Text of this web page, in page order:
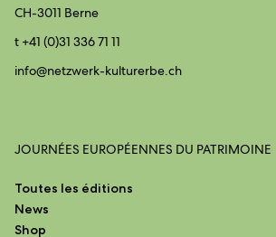
CH-3011 Berne
t +41 (0)31 336 71 11
info@netzwerk-kulturerbe.ch
JOURNÉES EUROPÉENNES DU PATRIMOINE
Toutes les éditions
News
Shop